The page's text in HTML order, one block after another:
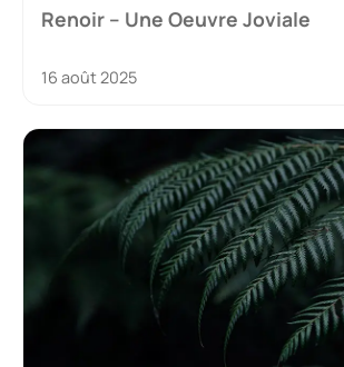
Renoir – Une Oeuvre Joviale
16 août 2025